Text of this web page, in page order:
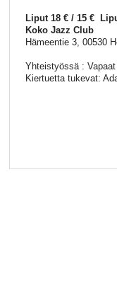
Liput 18 € / 15 €
Koko Jazz Club
Hämeentie 3, 00530
Yhteistyössä :
Kiertuetta tukevat: